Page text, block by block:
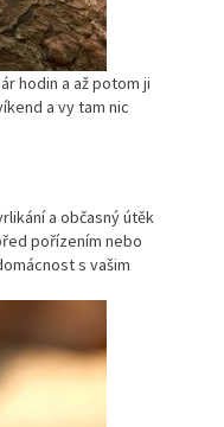
hodin a až potom ji
a vy tam nic
a občasný útěk
pořízením nebo
s vašim